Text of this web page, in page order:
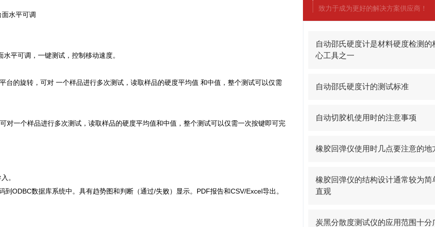
水平可调
平可调，一键测试，控制移动速度。
的旋转，可对 一个样品进行多次测试，读取样品的硬度平均值 和中值，整个测试可以仅需
一个样品进行多次测试，读取样品的硬度平均值和中值，整个测试可以仅需一次按键即可完
。
ODBC数据库系统中。具有趋势图和判断（通过/失败）显示。PDF报告和CSV/Excel导出。
致力于成为更好的解决方案供应商！
自动邵氏硬度计是材料硬度检测的
心工具之一
自动邵氏硬度计的测试标准
自动切胶机使用时的注意事项
橡胶回弹仪使用时几点要注意的地
橡胶回弹仪的结构设计通常较为简
直观
炭黑分散度测试仪的应用范围十分